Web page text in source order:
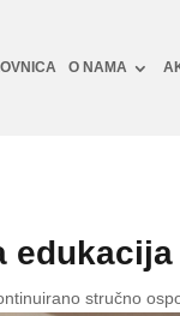
O NAMA
stručno